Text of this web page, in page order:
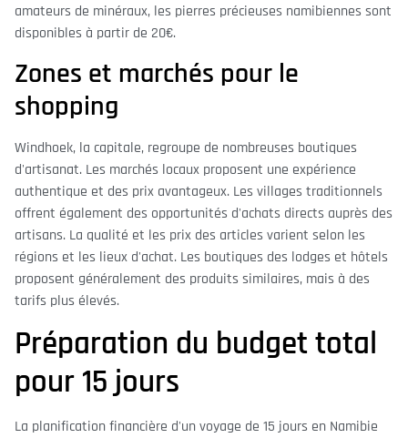
amateurs de minéraux, les pierres précieuses namibiennes sont
disponibles à partir de 20€.
Zones et marchés pour le
shopping
Windhoek, la capitale, regroupe de nombreuses boutiques
d'artisanat. Les marchés locaux proposent une expérience
authentique et des prix avantageux. Les villages traditionnels
offrent également des opportunités d'achats directs auprès des
artisans. La qualité et les prix des articles varient selon les
régions et les lieux d'achat. Les boutiques des lodges et hôtels
proposent généralement des produits similaires, mais à des
tarifs plus élevés.
Préparation du budget total
pour 15 jours
La planification financière d'un voyage de 15 jours en Namibie